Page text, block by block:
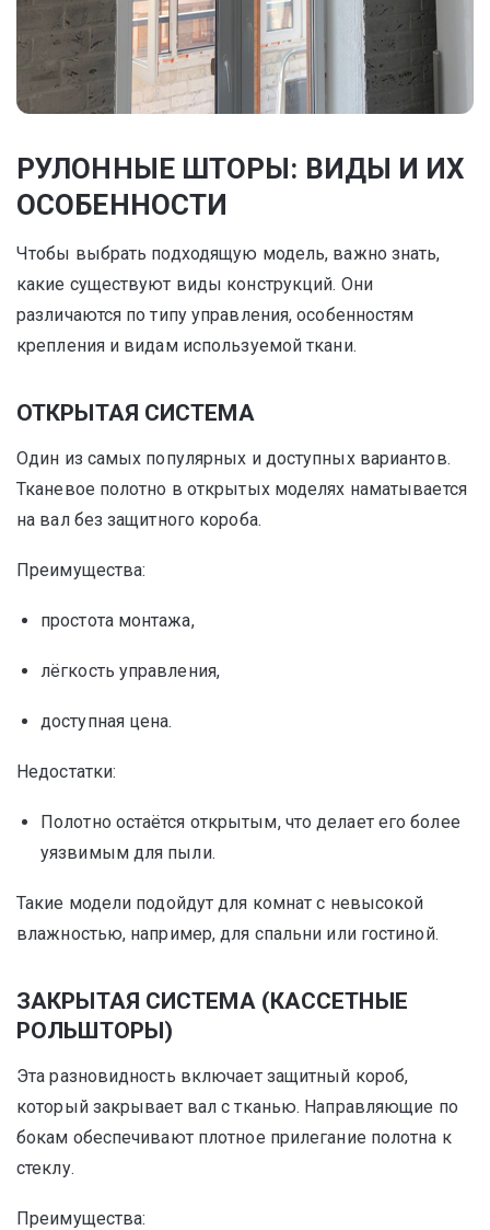
РУЛОННЫЕ ШТОРЫ: ВИДЫ И ИХ
ОСОБЕННОСТИ
Чтобы выбрать подходящую модель, важно знать,
какие существуют виды конструкций. Они
различаются по типу управления, особенностям
крепления и видам используемой ткани.
ОТКРЫТАЯ СИСТЕМА
Один из самых популярных и доступных вариантов.
Тканевое полотно в открытых моделях наматывается
на вал без защитного короба.
Преимущества:
простота монтажа,
лёгкость управления,
доступная цена.
Недостатки:
Полотно остаётся открытым, что делает его более
уязвимым для пыли.
Такие модели подойдут для комнат с невысокой
влажностью, например, для спальни или гостиной.
ЗАКРЫТАЯ СИСТЕМА (КАССЕТНЫЕ
РОЛЬШТОРЫ)
Эта разновидность включает защитный короб,
который закрывает вал с тканью. Направляющие по
бокам обеспечивают плотное прилегание полотна к
стеклу.
Преимущества: